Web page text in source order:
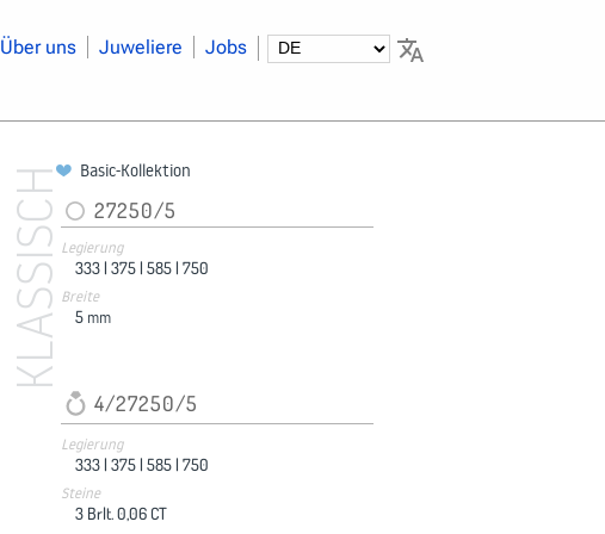
Über uns Juweliere Jobs
KLASSISCH Basic-Kollektion
27250/5
Legierung
333 | 375 | 585 | 750
Breite
5 mm
4/27250/5
Legierung
333 | 375 | 585 | 750
Steine
3 Brlt. 0,06 CT